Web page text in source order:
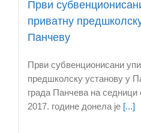
Први
приватну
Панчеву
Први субвенционисани
предшколску установу у
града Панчева на седници
2017. године донела је [...]